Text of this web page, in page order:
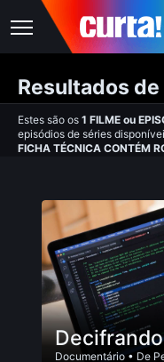
Resultados
Estes são os 1 FILME ou
episódios de séries
FICHA TÉCNICA CONTÉM
Documentário • De